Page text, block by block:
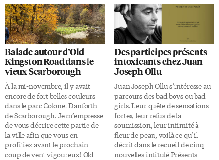
festivals et les évènements
communautaires. Ou à rester à
la maison devant leurs écrans
d’ordinateur ou de télévision.
Plusieurs professionnels
pointent du doigt la frilosité
des distributeurs, qui évaluent
le risque trop important pour se
mouiller. Un film français à
Toronto? Vendredi soir, la fin
de semaine s’annonce. Qui n’a
pas connu cette soudaine envie
de grand écran? L’expérience
collective de la […]
lieu en personne et attire
plusieurs centaines de jeunes
de 10e, 11e et 12e années,
souvent avec leurs parents»,
explique Antoine Ste-Marie,
responsable des agents de
recrutement étudiant et de
l’organisation des Portes
ouvertes. Rencontres avec des
profs et des étudiants «Mais ils
pourront quand même
rencontrer des professeurs et
des étudiants actuels dans le
domaine qui les […]
Balade autour d’Old
Kingston Road dans le
vieux Scarborough
À la mi-novembre, il y avait
encore de fort belles couleurs
dans le parc Colonel Danforth
de Scarborough. Je m’empresse
de vous décrire cette partie de
la ville afin que vous en
profitiez avant le prochain
coup de vent vigoureux! Old
Des participes présents
intoxicants chez Juan
Joseph Ollu
Juan Joseph Ollu s’intéresse au
parcours des bad boys ou bad
girls. Leur quête de sensations
fortes, leur refus de la
soumission, leur intimité à
fleur de peau, voilà ce qu’il
décrit dans le recueil de cinq
nouvelles intitulé Présents